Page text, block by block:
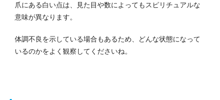
爪にある白い点は、見た目や数によってもスピリチュアルな
意味が異なります。
体調不良を示している場合もあるため、どんな状態になって
いるのかをよく観察してくださいね。